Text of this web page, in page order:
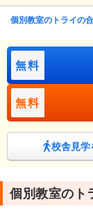
個別教室のトライの
無料
無料
校舎見学
個別教室のト